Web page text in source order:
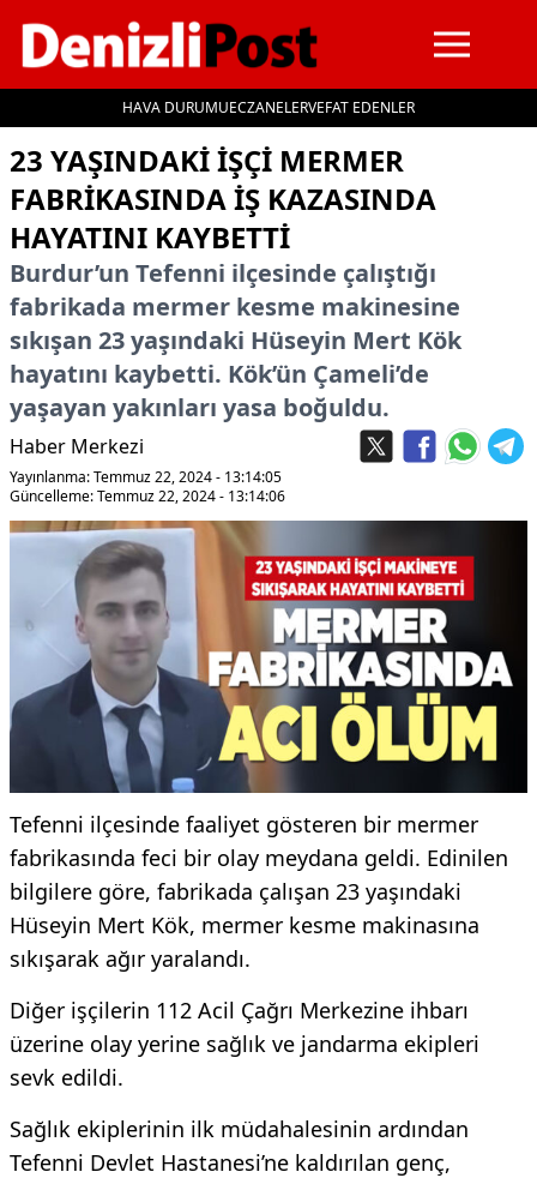
HAVA DURUMUECZANELERVEFAT EDENLER
23 YAŞINDAKI IŞÇI MERMER
FABRIKASINDA IŞ KAZASINDA
HAYATINI KAYBETTI
Burdur’un Tefenni ilçesinde çalıştığı
fabrikada mermer kesme makinesine
sıkışan 23 yaşındaki Hüseyin Mert Kök
hayatını kaybetti. Kök’ün Çameli’de
yaşayan yakınları yasa boğuldu.
Haber Merkezi
Yayınlanma: Temmuz 22, 2024 - 13:14:05
Güncelleme: Temmuz 22, 2024 - 13:14:06
Tefenni ilçesinde faaliyet gösteren bir mermer
fabrikasında feci bir olay meydana geldi. Edinilen
bilgilere göre, fabrikada çalışan 23 yaşındaki
Hüseyin Mert Kök, mermer kesme makinasına
sıkışarak ağır yaralandı.
Diğer işçilerin 112 Acil Çağrı Merkezine ihbarı
üzerine olay yerine sağlık ve jandarma ekipleri
sevk edildi.
Sağlık ekiplerinin ilk müdahalesinin ardından
Tefenni Devlet Hastanesi’ne kaldırılan genç,